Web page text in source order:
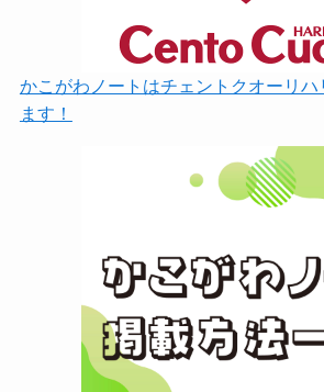
かこがわノートはチェントクオーリ
ます！